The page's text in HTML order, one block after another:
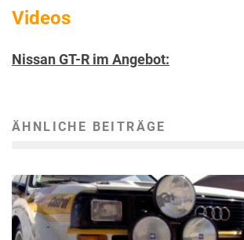
Videos
Nissan GT-R im Angebot:
ÄHNLICHE BEITRÄGE